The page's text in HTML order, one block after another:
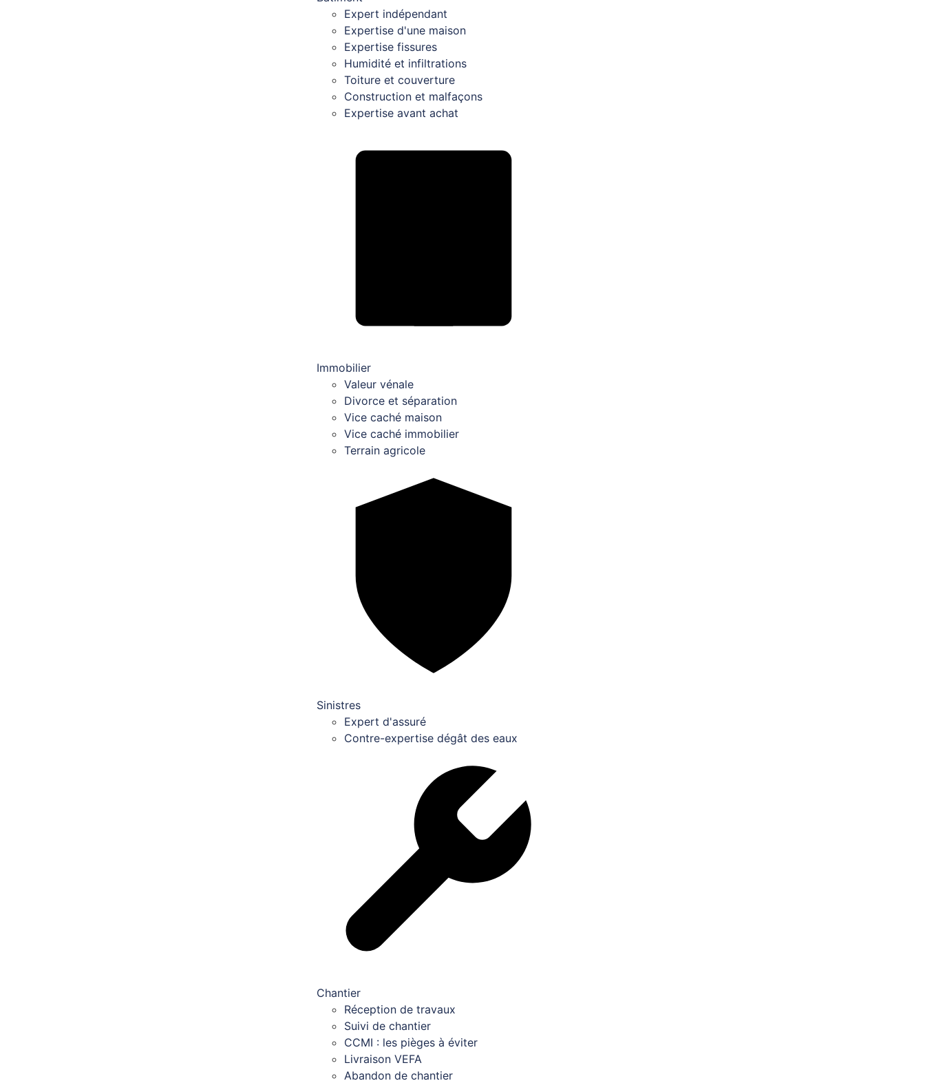
Expert indépendant
Expertise d'une maison
Expertise fissures
Humidité et infiltrations
Toiture et couverture
Construction et malfaçons
Expertise avant achat
Immobilier
Valeur vénale
Divorce et séparation
Vice caché maison
Vice caché immobilier
Terrain agricole
Sinistres
Expert d'assuré
Contre-expertise dégât des eaux
Chantier
Réception de travaux
Suivi de chantier
CCMI : les pièges à éviter
Livraison VEFA
Abandon de chantier